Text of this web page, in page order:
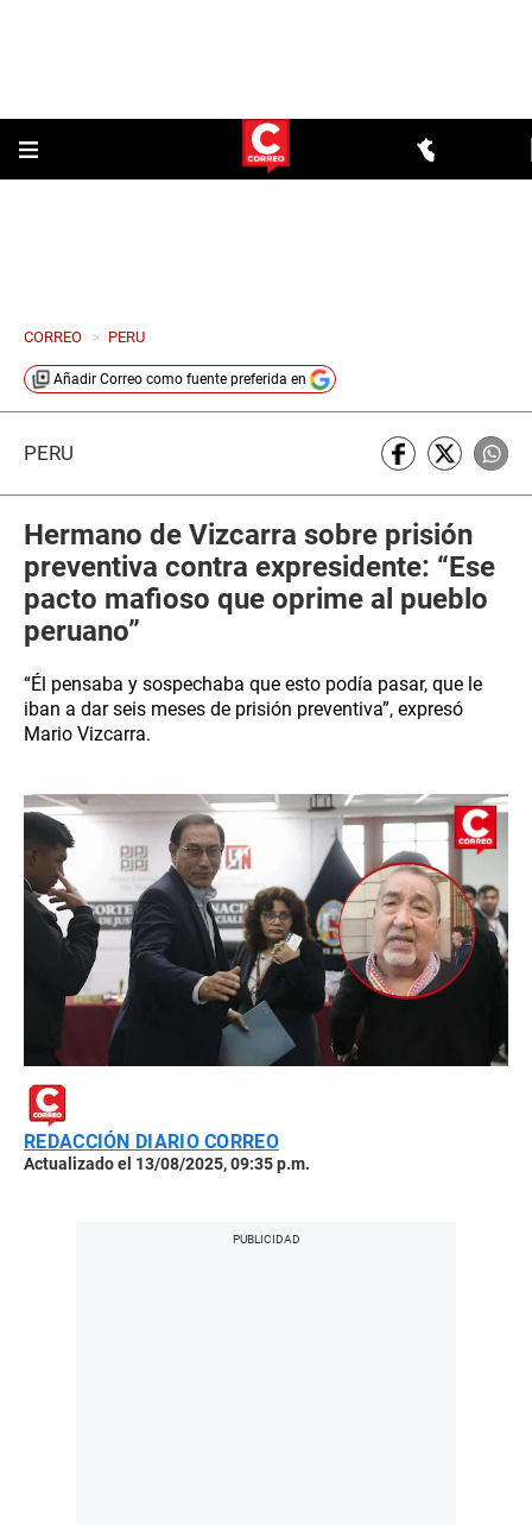
CORREO > PERU
Añadir Correo como fuente preferida en
PERÚ
Hermano de Vizcarra sobre prisión
preventiva contra expresidente: “Ese
pacto mafioso que oprime al pueblo
peruano”
“Él pensaba y sospechaba que esto podía pasar, que le
iban a dar seis meses de prisión preventiva”, expresó
Mario Vizcarra.
REDACCIÓN DIARIO CORREO
Actualizado el 13/08/2025, 09:35 p.m.